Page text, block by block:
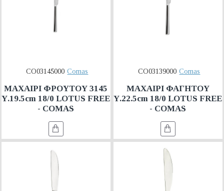
CO03145000 Comas
ΜΑΧΑΙΡΙ ΦΡΟΥΤΟΥ 3145
Υ.19.5cm 18/0 LOTUS FREE
- COMAS
CO03139000 Comas
ΜΑΧΑΙΡΙ ΦΑΓΗΤΟΥ
Υ.22.5cm 18/0 LOTUS FREE
- COMAS